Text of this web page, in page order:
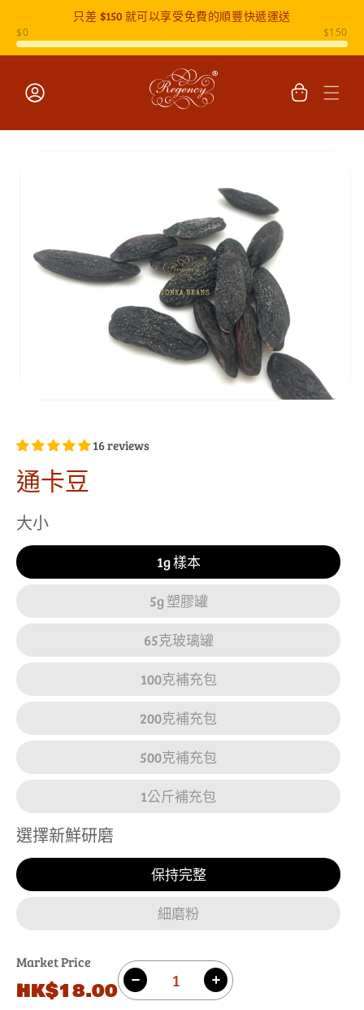
只差 $150就可以享受免費的順豐快遞運送
物
16 reviews
通卡豆
大小
1g 樣本
5g 塑膠罐
65克玻璃罐
100克補充包
200克補充包
500克補充包
1公斤補充包
選擇新鮮研磨
保持完整
細磨粉
Market Price
原
價
HK$18.00
數
量 減
增